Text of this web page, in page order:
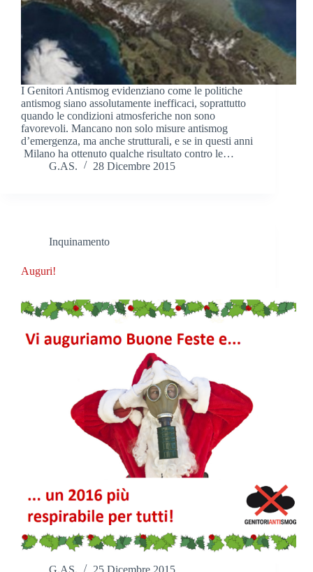
I Genitori Antismog evidenziano come le politiche
antismog siano assolutamente inefficaci, soprattutto
quando le condizioni atmosferiche non sono
favorevoli. Mancano non solo misure antismog
d’emergenza, ma anche strutturali, e se in questi anni
Milano ha ottenuto qualche risultato contro le…
G.AS.
28 Dicembre 2015
Inquinamento
Auguri!
G.AS. 25 Dicembre 2015